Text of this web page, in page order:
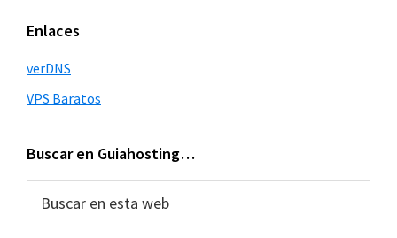
Enlaces
verDNS
VPS Baratos
Buscar en Guiahosting…